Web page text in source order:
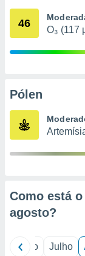
através
estudos
1199
46
O₃ (117
Pólen
Como está
agosto?
Junho Julho